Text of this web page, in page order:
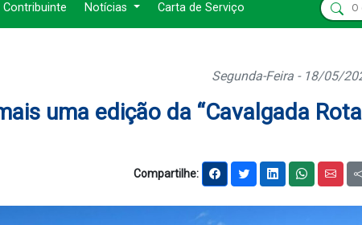
Contribuinte Notícias Carta de Serviço
Segunda-Feira - 18/05/
uma edição da “Cavalgada Rota
Compartilhe: